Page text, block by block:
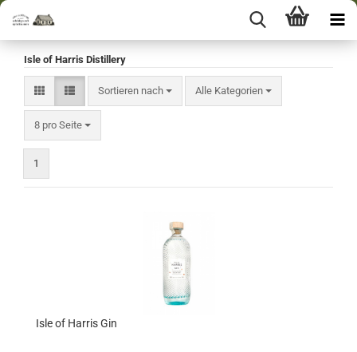
Isle of Harris Distillery
Sortieren nach
Sortieren nach Alle Kategorien
8 pro Seite
pro Seite
1
Isle of Harris Gin